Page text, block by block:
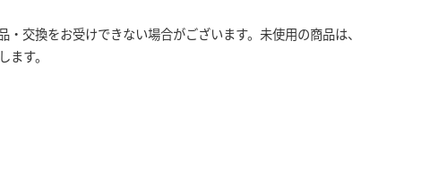
交換をお受けできない場合がございます。未使用の商品は、
す。